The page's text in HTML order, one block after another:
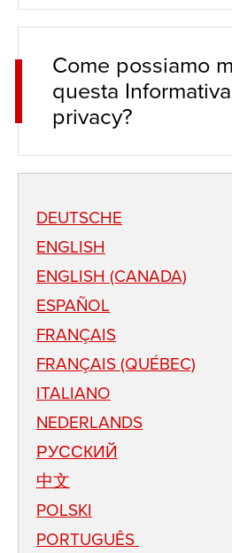
Come possiamo
questa
privacy?
DEUTSCHE
ENGLISH
ENGLISH (CANADA)
ESPAÑOL
FRANÇAIS
FRANÇAIS (QUÉBEC)
ITALIANO
NEDERLANDS
РУССКИЙ
中文
POLSKI
PORTUGUÊS